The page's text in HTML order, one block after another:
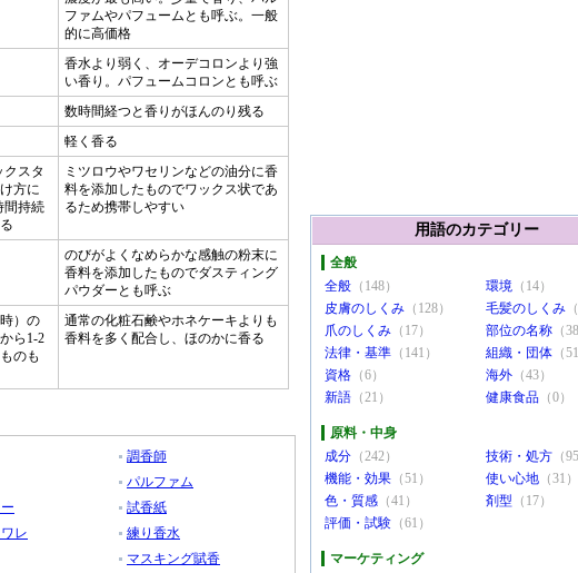
ファムやパフュームとも呼ぶ。一般
的に高価格
香水より弱く、オーデコロンより強
い香り。パフュームコロンとも呼ぶ
数時間経つと香りがほんのり残る
軽く香る
クスタ
方に
間持続
ミツロウやワセリンなどの油分に香
料を添加したものでワックス状であ
るため携帯しやすい
のびがよくなめらかな感触の粉末に
香料を添加したものでダスティング
パウダーとも呼ぶ
）の
ら1-2
のも
通常の化粧石鹸やホネケーキよりも
香料を多く配合し、ほのかに香る
調香師
パルファム
試香紙
レ
練り香水
マスキング賦香
用語のカテゴリー
全般
全般 （148） 環境 （14）
皮膚のしくみ （128） 毛髪のしくみ
爪のしくみ （17） 部位の名称 （
法律・基準 （141） 組織・団体 （
資格 （6） 海外 （43）
新語 （21） 健康食品 （0）
原料・中身
成分 （242） 技術・処方 （
機能・効果 （51） 使い心地 （31）
色・質感 （41） 剤型 （17）
評価・試験 （61）
マーケティング